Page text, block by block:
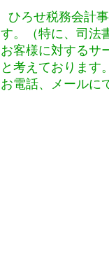
ひろせ税務会計
す。（特に、司法
お客様に対するサ
と考えております。
お電話、メールに